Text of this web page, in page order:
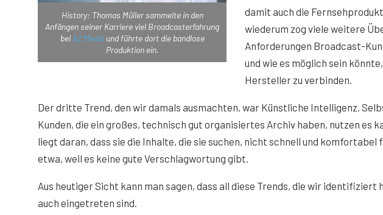
History: Thomas Müller sammelte in den
Anfängen seiner Karriere viel Broadcasterfahrung
beiAZ Mediaund führte dort die bandlose
Produktion ein.
damit auch die
wiederum zog viele weitere
Anforderungen Broadcast-
und wie es möglich sein
Hersteller zu verbinden.
Der dritte Trend, den wir damals ausmachten, war Künstliche Intelligenz.
Kunden, die ein großes, technisch gut organisiertes Archiv haben, nutzen es
liegt daran, dass sie die Inhalte, die sie suchen, nicht schnell und komfortabel
etwa, weil es keine gute Verschlagwortung gibt.
Aus heutiger Sicht kann man sagen, dass all diese Trends, die wir identifiziert
auch eingetreten sind.